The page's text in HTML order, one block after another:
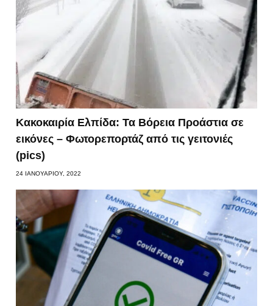
Κακοκαιρία Ελπίδα: Τα Βόρεια Προάστια σε
εικόνες – Φωτορεπορτάζ από τις γειτονιές
(pics)
24 ΙΑΝΟΥΑΡΊΟΥ, 2022